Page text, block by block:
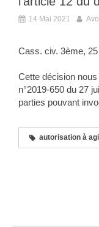
14 Mai 2021
Cass. civ. 3ème,
Cette décision
n°2019-650 du 27
parties pouvant
autorisation à